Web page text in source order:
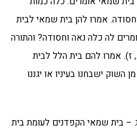
אמרו להן בית שמאי לבית
לה כלה נאה וחסודה? והתורה
אמרו להם בית הלל לבית
ישבחנו בעיניו או יגננו
– בית שמאי הקפדנים לעומת בית